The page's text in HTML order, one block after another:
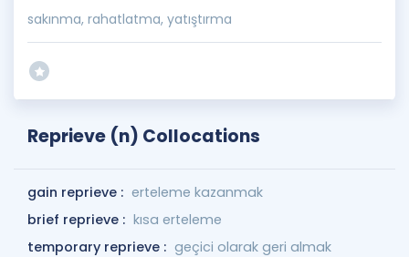
sakınma, rahatlatma, yatıştırma
Reprieve (n) Collocations
gain reprieve : erteleme kazanmak
brief reprieve : kısa erteleme
temporary reprieve : geçici olarak geri almak